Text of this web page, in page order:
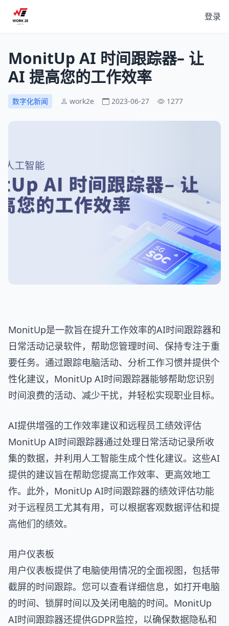
登录
MonitUp AI 时间跟踪器– 让
AI 提高您的工作效率
数字化新闻 work2e 2023-06-27 1277
MonitUp是一款旨在提升工作效率的AI时间跟踪器和
日常活动记录软件，帮助您管理时间、保持专注于重
要任务。通过跟踪电脑活动、分析工作习惯并提供个
性化建议，MonitUp AI时间跟踪器能够帮助您识别
时间浪费的活动、减少干扰，并轻松实现职业目标。
AI提供增强的工作效率建议和远程员工绩效评估
MonitUp AI时间跟踪器通过处理日常活动记录所收
集的数据，并利用人工智能生成个性化建议。这些AI
提供的建议旨在帮助您提高工作效率、更高效地工
作。此外，MonitUp AI时间跟踪器的绩效评估功能
对于远程员工尤其有用，可以根据客观数据评估和提
高他们的绩效。
用户仪表板
用户仪表板提供了电脑使用情况的全面视图，包括带
截屏的时间跟踪。您可以查看详细信息，如打开电脑
的时间、锁屏时间以及关闭电脑的时间。MonitUp
AI时间跟踪器还提供GDPR监控，以确保数据隐私和